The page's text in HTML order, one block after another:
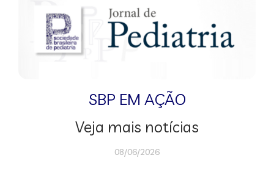
SBP EM AÇÃO
Veja mais notícias
08/06/2026